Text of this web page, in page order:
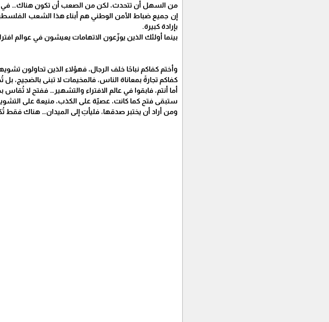
من السهل أن تتحدث، لكن من الصعب أن تكون هناك… في
إن جميع ضباط الأمن الوطني هم أبناء هذا الشعب
بإرادة كبيرة.
بينما أولئك الذين يوزّعون الاتهامات يعيشون في عوالم
وأختم كفاكم نباحًا خلف الرجال، فهؤلاء الذين تحاولون
كفاكم تجارةً بمعاناة الناس، فالمخيمات لا تبنى بالضجيج، بل
أما أنتم، فابقوا في عالم الافتراء والتشهير… ففتح لا
‏ستبقى فتح كما كانت، عصيّة على الكذب، منيعة على
‏ومن أراد أن يختبر صدقها، فليأتِ إلى الميدان… هناك